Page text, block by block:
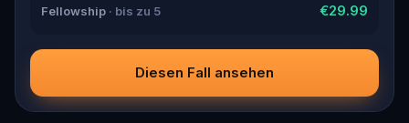
Fellowship · bis zu 5 €29.99
Diesen Fall ansehen